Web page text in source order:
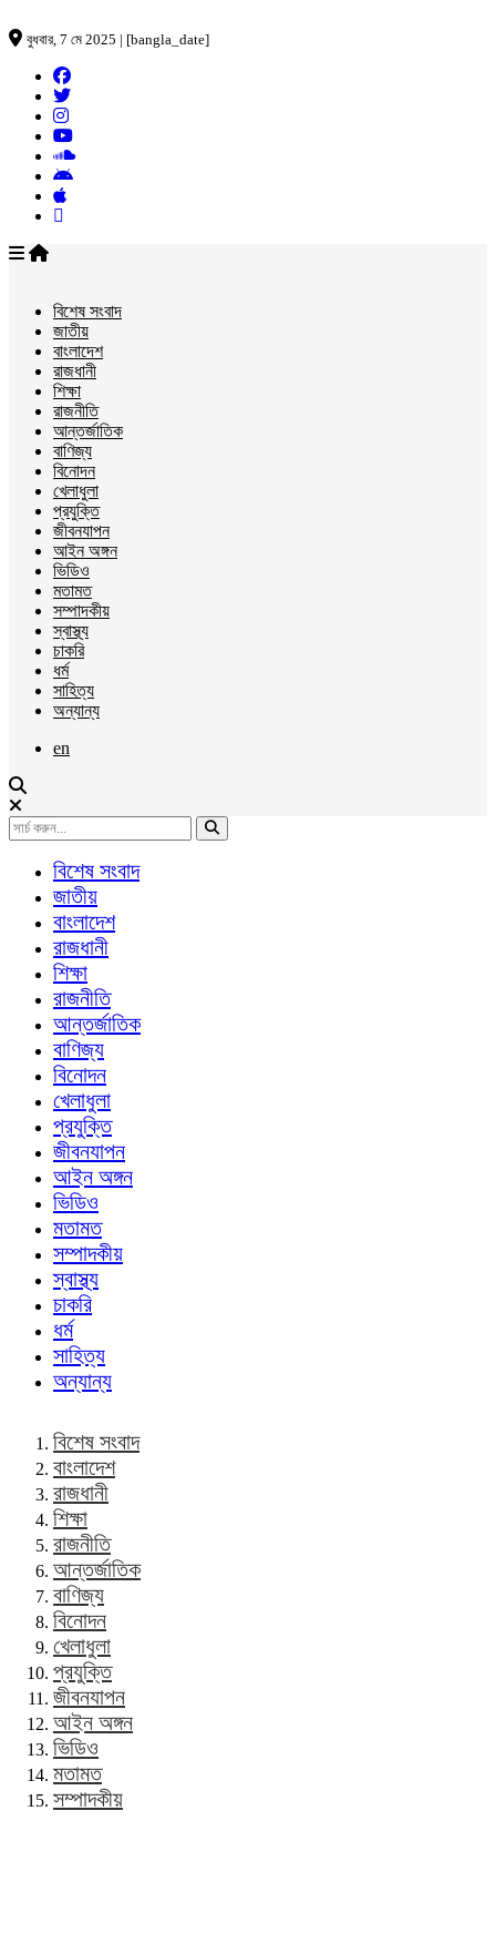
বুধবার, 7 মে 2025 | [bangla_date]
বিশেষ সংবাদ
জাতীয়
বাংলাদেশ
রাজধানী
শিক্ষা
রাজনীতি
আন্তর্জাতিক
বাণিজ্য
বিনোদন
খেলাধুলা
প্রযুক্তি
জীবনযাপন
আইন অঙ্গন
ভিডিও
মতামত
সম্পাদকীয়
স্বাস্থ্য
চাকরি
ধর্ম
সাহিত্য
অন্যান্য
en
বিশেষ সংবাদ
জাতীয়
বাংলাদেশ
রাজধানী
শিক্ষা
রাজনীতি
আন্তর্জাতিক
বাণিজ্য
বিনোদন
খেলাধুলা
প্রযুক্তি
জীবনযাপন
আইন অঙ্গন
ভিডিও
মতামত
সম্পাদকীয়
স্বাস্থ্য
চাকরি
ধর্ম
সাহিত্য
অন্যান্য
বিশেষ সংবাদ
বাংলাদেশ
রাজধানী
শিক্ষা
রাজনীতি
আন্তর্জাতিক
বাণিজ্য
বিনোদন
খেলাধুলা
প্রযুক্তি
জীবনযাপন
আইন অঙ্গন
ভিডিও
মতামত
সম্পাদকীয়